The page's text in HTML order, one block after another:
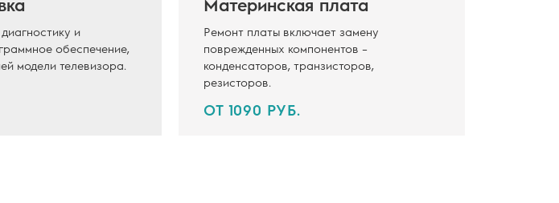
и
обеспечение,
модели телевизора.
Материнская плата
Ремонт платы включает замену
поврежденных компонентов –
конденсаторов, транзисторов,
резисторов.
ОТ 1090 РУБ.